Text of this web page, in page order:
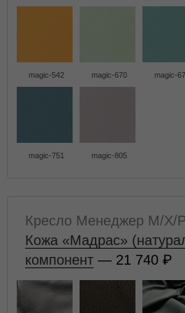
magic-542 magic-670 magic-
magic-751 magic-805
Кресло Менеджер M/X/
Кожа «Мадрас»
компонент — 21 740